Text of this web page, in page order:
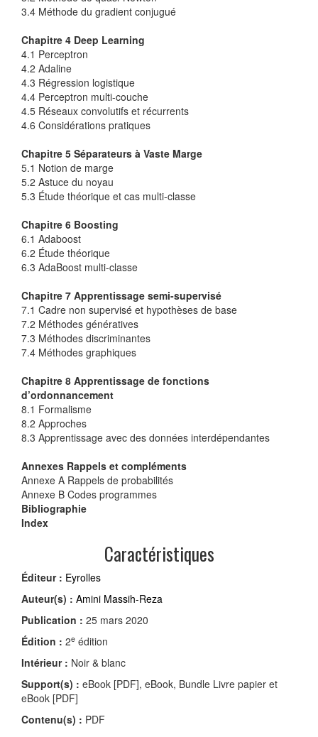
3.4 Méthode du gradient conjugué
Chapitre 4 Deep Learning
4.1 Perceptron
4.2 Adaline
4.3 Régression logistique
4.4 Perceptron multi-couche
4.5 Réseaux convolutifs et récurrents
4.6 Considérations pratiques
Chapitre 5 Séparateurs à Vaste Marge
5.1 Notion de marge
5.2 Astuce du noyau
5.3 Étude théorique et cas multi-classe
Chapitre 6 Boosting
6.1 Adaboost
6.2 Étude théorique
6.3 AdaBoost multi-classe
Chapitre 7 Apprentissage semi-supervisé
7.1 Cadre non supervisé et hypothèses de base
7.2 Méthodes génératives
7.3 Méthodes discriminantes
7.4 Méthodes graphiques
Chapitre 8 Apprentissage de fonctions
d’ordonnancement
8.1 Formalisme
8.2 Approches
8.3 Apprentissage avec des données interdépendantes
Annexes Rappels et compléments
Annexe A Rappels de probabilités
Annexe B Codes programmes
Bibliographie
Index
Caractéristiques
Éditeur : Eyrolles
Auteur(s) : Amini Massih-Reza
Publication : 25 mars 2020
Édition : 2e édition
Intérieur : Noir & blanc
Support(s) : eBook [PDF], eBook, Bundle Livre papier et
eBook [PDF]
Contenu(s) : PDF